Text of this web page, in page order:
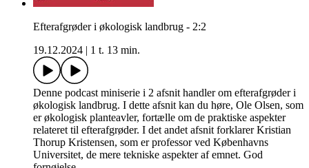
Efterafgrøder i økologisk landbrug - 2:2
19.12.2024
1 t. 13 min.
Denne podcast miniserie i 2 afsnit handler om efterafgrøder i
økologisk landbrug. I dette afsnit kan du høre, Ole Olsen, som
er økologisk planteavler, fortælle om de praktiske aspekter
relateret til efterafgrøder. I det andet afsnit forklarer Kristian
Thorup Kristensen, som er professor ved Københavns
Universitet, de mere tekniske aspekter af emnet. God